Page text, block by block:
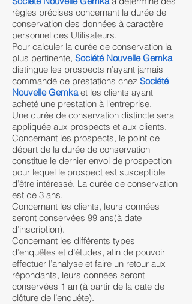
règles précises concernant la durée de
conservation des données à caractère
personnel des Utilisateurs.
Pour calculer la durée de conservation la
plus pertinente, Société Nouvelle Gemka
distingue les prospects n’ayant jamais
commandé de prestations chez Société
Nouvelle Gemkaet les clients ayant
acheté une prestation à l'entreprise.
Une durée de conservation distincte sera
appliquée aux prospects et aux clients.
Concernant les prospects, le point de
départ de la durée de conservation
constitue le dernier envoi de prospection
pour lequel le prospect est susceptible
d’être intéressé. La durée de conservation
est de 3 ans.
Concernant les clients, leurs données
seront conservées 99 ans(à date
d’inscription).
Concernant les différents types
d’enquêtes et d’études, afin de pouvoir
effectuer l’analyse et faire un retour aux
répondants, leurs données seront
conservées 1 an (à partir de la date de
clôture de l’enquête).